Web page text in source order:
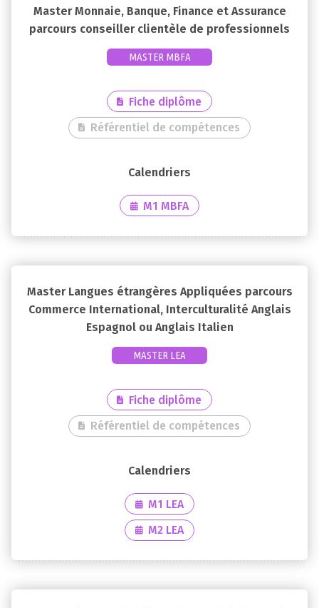
Master Monnaie, Banque, Finance et Assurance
parcours conseiller clientèle de professionnels
MASTER MBFA
Fiche diplôme
Référentiel de compétences
M1 MBFA
Master Langues étrangères Appliquées parcours
Commerce International, Interculturalité Anglais
Espagnol ou Anglais Italien
MASTER LEA
Fiche diplôme
Référentiel de compétences
M1 LEA
M2 LEA